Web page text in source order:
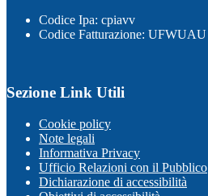
Codice Ipa: cpiavv
Codice Fatturazione: UFWUAU
Sezione Link Utili
Cookie policy
Note legali
Informativa Privacy
Ufficio Relazioni con il Pubblico
Dichiarazione di accessibilità